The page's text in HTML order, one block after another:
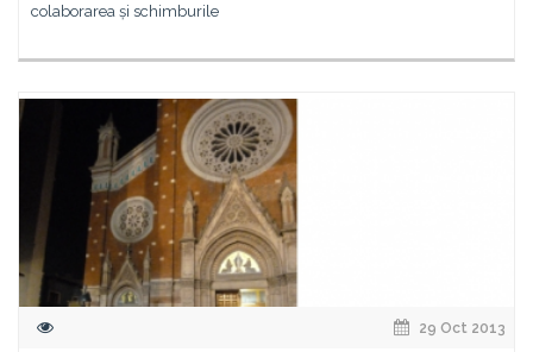
colaborarea și schimburile
29 Oct 2013